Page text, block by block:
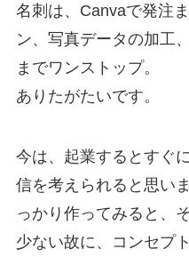
名刺は、Canvaで発注
ン、写真データの加工
までワンストップ。
ありたがたいです。
今は、起業するとすぐ
信を考えられると思い
っかり作ってみると、
少ない故に、コンセプ